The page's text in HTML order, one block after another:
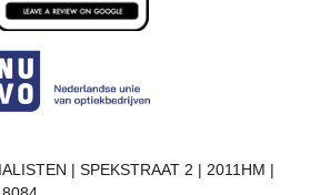
| SPEKSTRAAT 2 | 2011HM |